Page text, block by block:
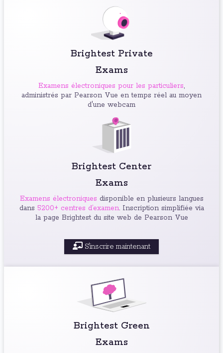
Brightest Private
Exams
Examens électroniques pour les particuliers,
administrés par Pearson Vue en temps réel au moyen
d'une webcam
Brightest Center
Exams
Examens électroniques disponible en plusieurs langues
dans 5200+ centres d’examen. Inscription simplifiée via
la page Brightest du site web de Pearson Vue
S'inscrire maintenant
Brightest Green
Exams